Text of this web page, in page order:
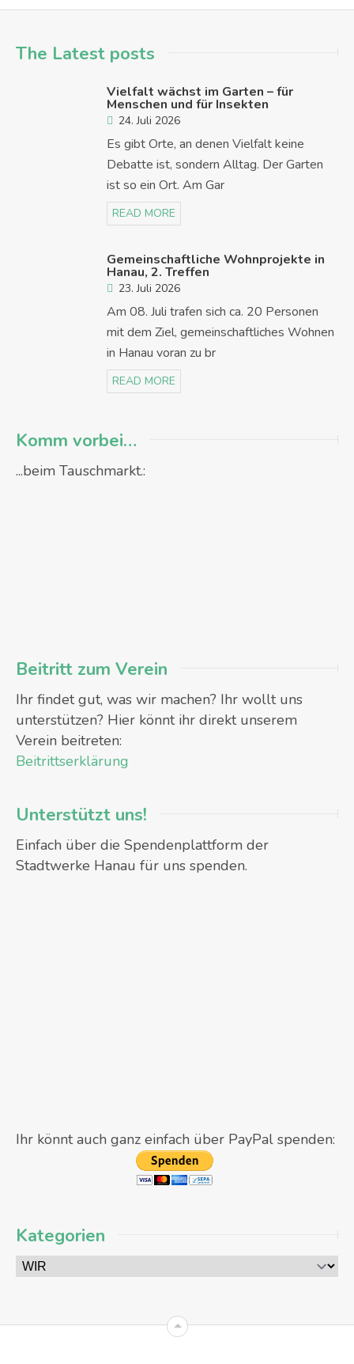
The Latest posts
Vielfalt wächst im Garten – für
Menschen und für Insekten
24. Juli 2026
Es gibt Orte, an denen Vielfalt keine
Debatte ist, sondern Alltag. Der Garten
ist so ein Ort. Am Gar
READ MORE
Gemeinschaftliche Wohnprojekte in
Hanau, 2. Treffen
23. Juli 2026
Am 08. Juli trafen sich ca. 20 Personen
mit dem Ziel, gemeinschaftliches Wohnen
in Hanau voran zu br
READ MORE
Komm vorbei…
...beim Tauschmarkt.:
Beitritt zum Verein
Ihr findet gut, was wir machen? Ihr wollt uns
unterstützen? Hier könnt ihr direkt unserem
Verein beitreten:
Beitrittserklärung
Unterstützt uns!
Einfach über die Spendenplattform der
Stadtwerke Hanau für uns spenden.
Ihr könnt auch ganz einfach über PayPal spenden:
Kategorien